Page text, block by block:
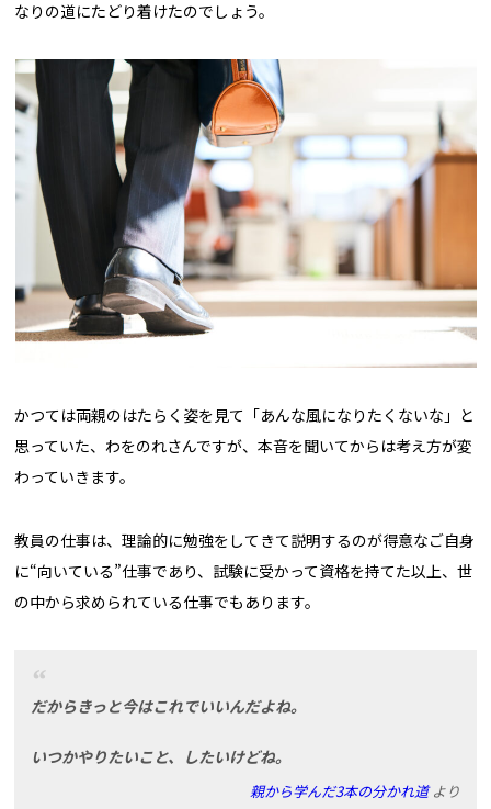
なりの道にたどり着けたのでしょう。
かつては両親のはたらく姿を見て「あんな風になりたくないな」と
思っていた、わをのれさんですが、本音を聞いてからは考え方が変
わっていきます。
教員の仕事は、理論的に勉強をしてきて説明するのが得意なご自身
に“向いている”仕事であり、試験に受かって資格を持てた以上、世
の中から求められている仕事でもあります。
だからきっと今はこれでいいんだよね。
いつかやりたいこと、したいけどね。
親から学んだ3本の分かれ道より